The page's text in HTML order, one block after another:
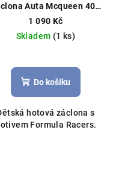
Auta Mcqueen 400
× 150 cm – bílo-zelená
Hotová licenční záclona,
vzor Mcqueen
1 090 Kč
Skladem (1 ks)
Do košíku
hotová záclona s
Formula Racers.